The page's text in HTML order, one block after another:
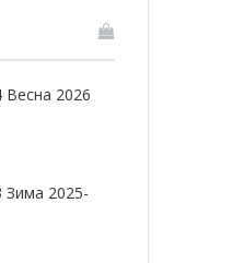
2026
2025-